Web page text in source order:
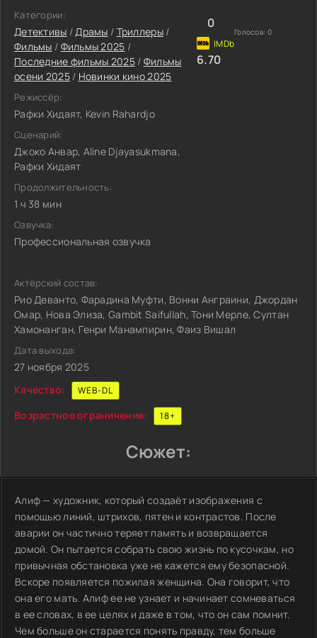
Категории:
Детективы /Драмы / Триллеры/
Фильмы / Фильмы 2025 /
Последние фильмы 2025/ Фильмы
осени 2025/ Новинки кино 2025
Режиссёр:
Рафки Хидаят, Kevin Rahardjo
Сценарий:
Джоко Анвар, Aline Djayasukmana,
Рафки Хидаят
Продолжительность:
1 ч 38 мин
Озвучка:
Профессиональная озвучка
0
Голосов: 0
6.70
Актёрский состав:
Рио Деванто, Фарадина Муфти, Вонни Анграини, Джордан
Омар, Нова Элиза, Gambit Saifullah, Тони Мерле, Султан
Хамонанган, Генри Манампирин, Фаиз Вишал
Дата выхода:
27 ноября 2025
Качество:
WEB-DL
Возрастное ограничение: 18+
Сюжет:
Алиф — художник, который создаёт изображения с
помощью линий, штрихов, пятен и контрастов. После
аварии он частично теряет память и возвращается
домой. Он пытается собрать свою жизнь по кусочкам, но
привычная обстановка уже не кажется ему безопасной.
Вскоре появляется пожилая женщина. Она говорит, что
она его мать. Алиф ее не узнает и начинает сомневаться
в ее словах, в ее целях и даже в том, что он сам помнит.
Чем больше он старается понять правду, тем больше